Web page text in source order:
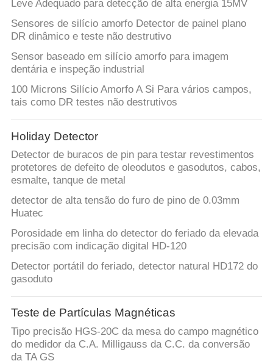
Leve Adequado para detecção de alta energia 15MV
Sensores de silício amorfo Detector de painel plano
DR dinâmico e teste não destrutivo
Sensor baseado em silício amorfo para imagem
dentária e inspeção industrial
100 Microns Silício Amorfo A Si Para vários campos,
tais como DR testes não destrutivos
Holiday Detector
Detector de buracos de pin para testar revestimentos
protetores de defeito de oleodutos e gasodutos, cabos,
esmalte, tanque de metal
detector de alta tensão do furo de pino de 0.03mm
Huatec
Porosidade em linha do detector do feriado da elevada
precisão com indicação digital HD-120
Detector portátil do feriado, detector natural HD172 do
gasoduto
Teste de Partículas Magnéticas
Tipo precisão HGS-20C da mesa do campo magnético
do medidor da C.A. Milligauss da C.C. da conversão
da TA GS